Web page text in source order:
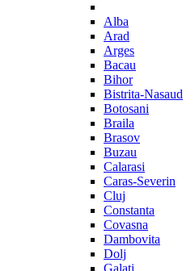
Alba
Arad
Arges
Bacau
Bihor
Bistrita-Nasaud
Botosani
Braila
Brasov
Buzau
Calarasi
Caras-Severin
Cluj
Constanta
Covasna
Dambovita
Dolj
Galati